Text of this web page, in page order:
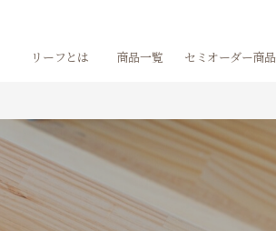
リーフとは 商品一覧 セミオーダー商品